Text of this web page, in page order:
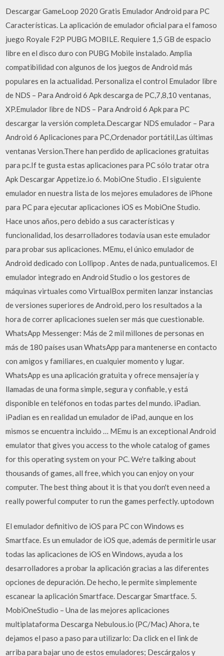
Descargar GameLoop 2020 Gratis Emulador Android para PC
Características. La aplicación de emulador oficial para el famoso
juego Royale F2P PUBG MOBILE. Requiere 1,5 GB de espacio
libre en el disco duro con PUBG Mobile instalado. Amplia
compatibilidad con algunos de los juegos de Android más
populares en la actualidad. Personaliza el control Emulador libre
de NDS – Para Android 6 Apk descarga de PC,7,8,10 ventanas,
XP.Emulador libre de NDS – Para Android 6 Apk para PC
descargar la versión completa.Descargar NDS emulador – Para
Android 6 Aplicaciones para PC,Ordenador portátil,Las últimas
ventanas Version.There han perdido de aplicaciones gratuitas
para pc.If te gusta estas aplicaciones para PC sólo tratar otra
Apk Descargar Appetize.io 6. MobiOne Studio . El siguiente
emulador en nuestra lista de los mejores emuladores de iPhone
para PC para ejecutar aplicaciones iOS es MobiOne Studio.
Hace unos años, pero debido a sus características y
funcionalidad, los desarrolladores todavía usan este emulador
para probar sus aplicaciones. MEmu, el único emulador de
Android dedicado con Lollipop . Antes de nada, puntualicemos. El
emulador integrado en Android Studio o los gestores de
máquinas virtuales como VirtualBox permiten lanzar instancias
de versiones superiores de Android, pero los resultados a la
hora de correr aplicaciones suelen ser más que cuestionable.
WhatsApp Messenger: Más de 2 mil millones de personas en
más de 180 países usan WhatsApp para mantenerse en contacto
con amigos y familiares, en cualquier momento y lugar.
WhatsApp es una aplicación gratuita y ofrece mensajería y
llamadas de una forma simple, segura y confiable, y está
disponible en teléfonos en todas partes del mundo. iPadian.
iPadian es en realidad un emulador de iPad, aunque en los
mismos se encuentra incluido … MEmu is an exceptional Android
emulator that gives you access to the whole catalog of games
for this operating system on your PC. We're talking about
thousands of games, all free, which you can enjoy on your
computer. The best thing about it is that you don't even need a
really powerful computer to run the games perfectly. uptodown
El emulador definitivo de iOS para PC con Windows es
Smartface. Es un emulador de iOS que, además de permitirle usar
todas las aplicaciones de iOS en Windows, ayuda a los
desarrolladores a probar la aplicación gracias a las diferentes
opciones de depuración. De hecho, le permite simplemente
escanear la aplicación Smartface. Descargar Smartface. 5.
MobiOneStudio – Una de las mejores aplicaciones
multiplataforma Descarga Nebulous.io (PC/Mac) Ahora, te
dejamos el paso a paso para utilizarlo: Da click en el link de
arriba para bajar uno de estos emuladores; Descárgalos y